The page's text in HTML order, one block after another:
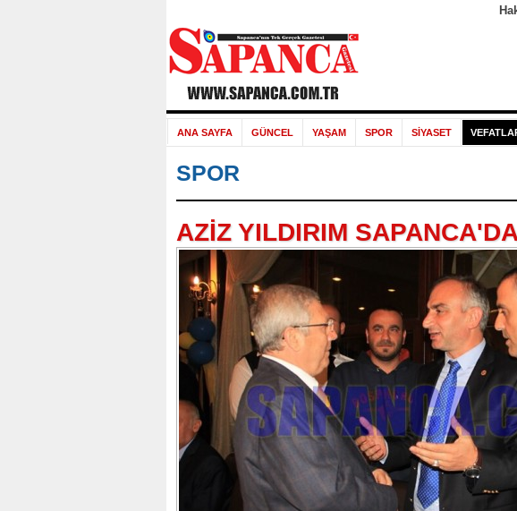
ANA SAYFA GÜNCEL YAŞAM SPOR SİYASET
SPOR
AZİZ YILDIRIM